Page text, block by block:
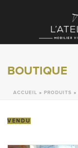
BOUTIQUE
ACCUEIL » PRODUITS »
VENDU